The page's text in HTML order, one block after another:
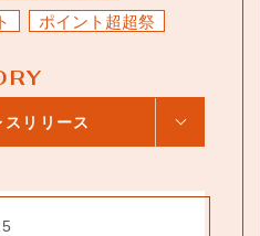
ポイント超超祭
スリリース